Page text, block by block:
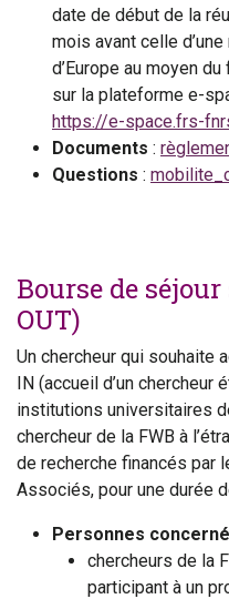
date de début de la
mois avant celle
d’Europe au moyen
sur la plateforme e-
https://e-space.frs-
Documents :
Questions :
Bourse de
OUT)
Un chercheur qui souhaite
IN (accueil d’un chercheur
institutions universitaires
chercheur de la FWB à
de recherche financés par
Associés, pour une durée
Personnes
chercheurs de la
participant à un